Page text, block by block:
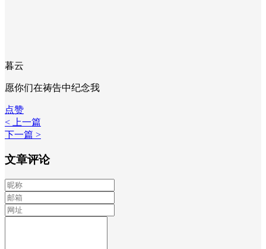
暮云
愿你们在祷告中纪念我
点赞
< 上一篇
下一篇 >
文章评论